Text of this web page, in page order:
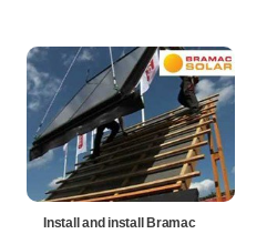
Install and install Bramac